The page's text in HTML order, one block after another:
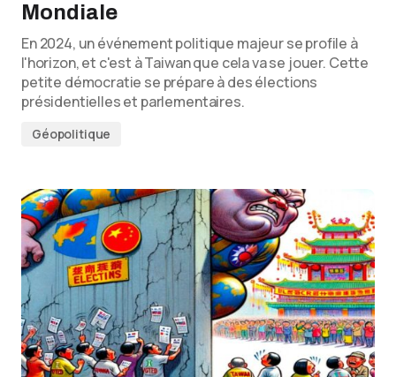
Mondiale
En 2024, un événement politique majeur se profile à
l'horizon, et c'est à Taiwan que cela va se jouer. Cette
petite démocratie se prépare à des élections
présidentielles et parlementaires.
Géopolitique